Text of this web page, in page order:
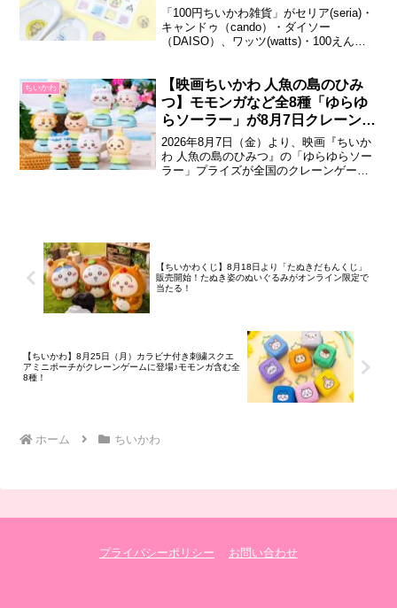
クマークも！2026年8月最新
「100円ちいかわ雑貨」がセリア(seria)・
キャンドゥ（cando）・ダイソー
（DAISO）、ワッツ(watts)・100えんハ
シリーズ＋DAISO限定シリーズまで発売
中！ラインナップをぜひ参考にしてみて
くださいね...
ちいかわ
【映画ちいかわ 人魚の島のひみ
つ】モモンガなど全8種「ゆらゆ
らソーラー」が8月7日クレーンゲ
ームで登場♪
2026年8月7日（金）より、映画『ちいか
わ 人魚の島のひみつ』の「ゆらゆらソー
ラー」プライズが全国のクレーンゲーム
【ちいかわくじ】8月18日より「たぬきだもんくじ」
販売開始！たぬき姿のぬいぐるみがオンライン限定で
当たる！
【ちいかわ】8月25日（月）カラビナ付き刺繍スクエ
アミニポーチがクレーンゲームに登場♪モモンガ含む全
8種！
ホーム ちいかわ
プライバシーポリシー お問い合わせ